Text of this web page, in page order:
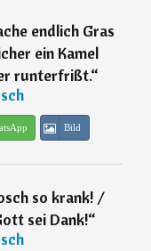
endlich Gras
ein Kamel
runterfrißt.“
Bild
so krank! /
sei Dank!“